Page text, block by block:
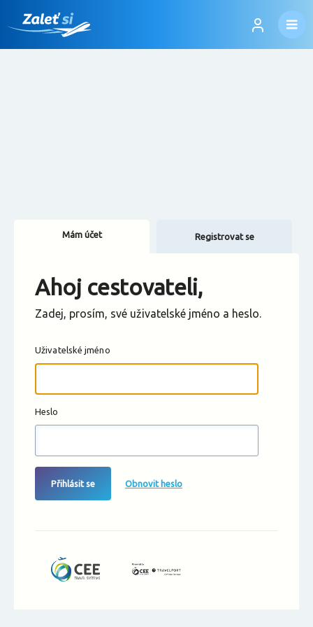
Změnit měnu
Mám účet Registrovat se
Ahoj cestovateli,
Zadej, prosím, své uživatelské jméno a heslo.
Uživatelské jméno
Heslo
Přihlásit se Obnovit heslo